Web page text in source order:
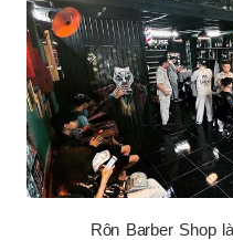
Rôn Barber Shop